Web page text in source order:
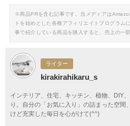
※商品PRを含む記事です。当メディアは
トを始めとした各種アフィリエイトプログラム
事で紹介している商品を購入すると、売上の一
ライター
kirakirahikaru_s
インテリア、住宅、キッチン、植物、DIY
り。自分の「お気に入り」の詰まった空間
けど充実した毎日を心がけて(^^)